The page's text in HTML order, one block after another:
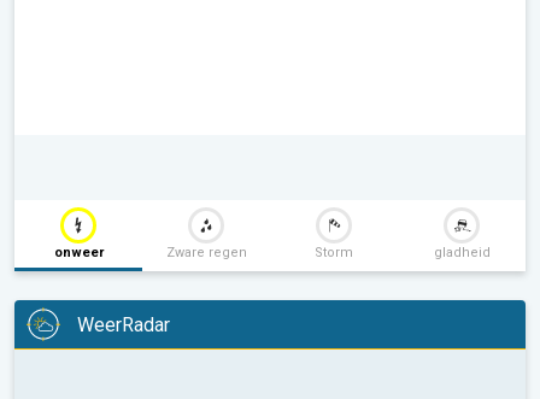
onweer Zware regen Storm gladheid
WeerRadar